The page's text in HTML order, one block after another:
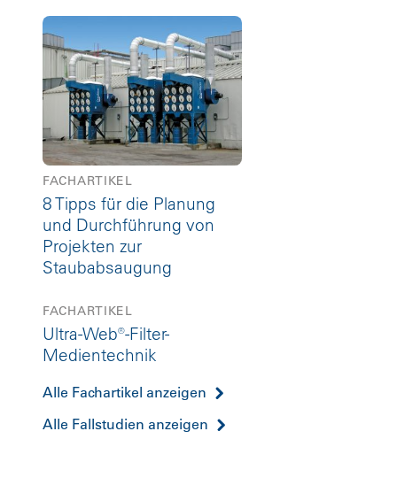
FACHARTIKEL
8 Tipps für die Planung
und Durchführung von
Projekten zur
Staubabsaugung
FACHARTIKEL
Ultra-Web®-Filter-
Medientechnik
Alle Fachartikel anzeigen
Alle Fallstudien anzeigen